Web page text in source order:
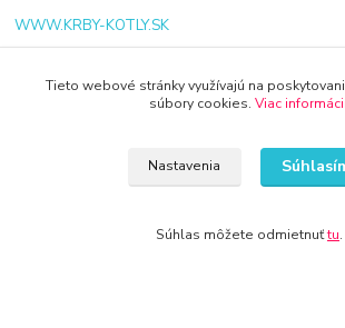
WWW.KRBY-KOTLY.SK
Tieto webové stránky využívajú na
súbory cookies. Viac
Nastavenia
Súhlas môžete odmietnuťtu.